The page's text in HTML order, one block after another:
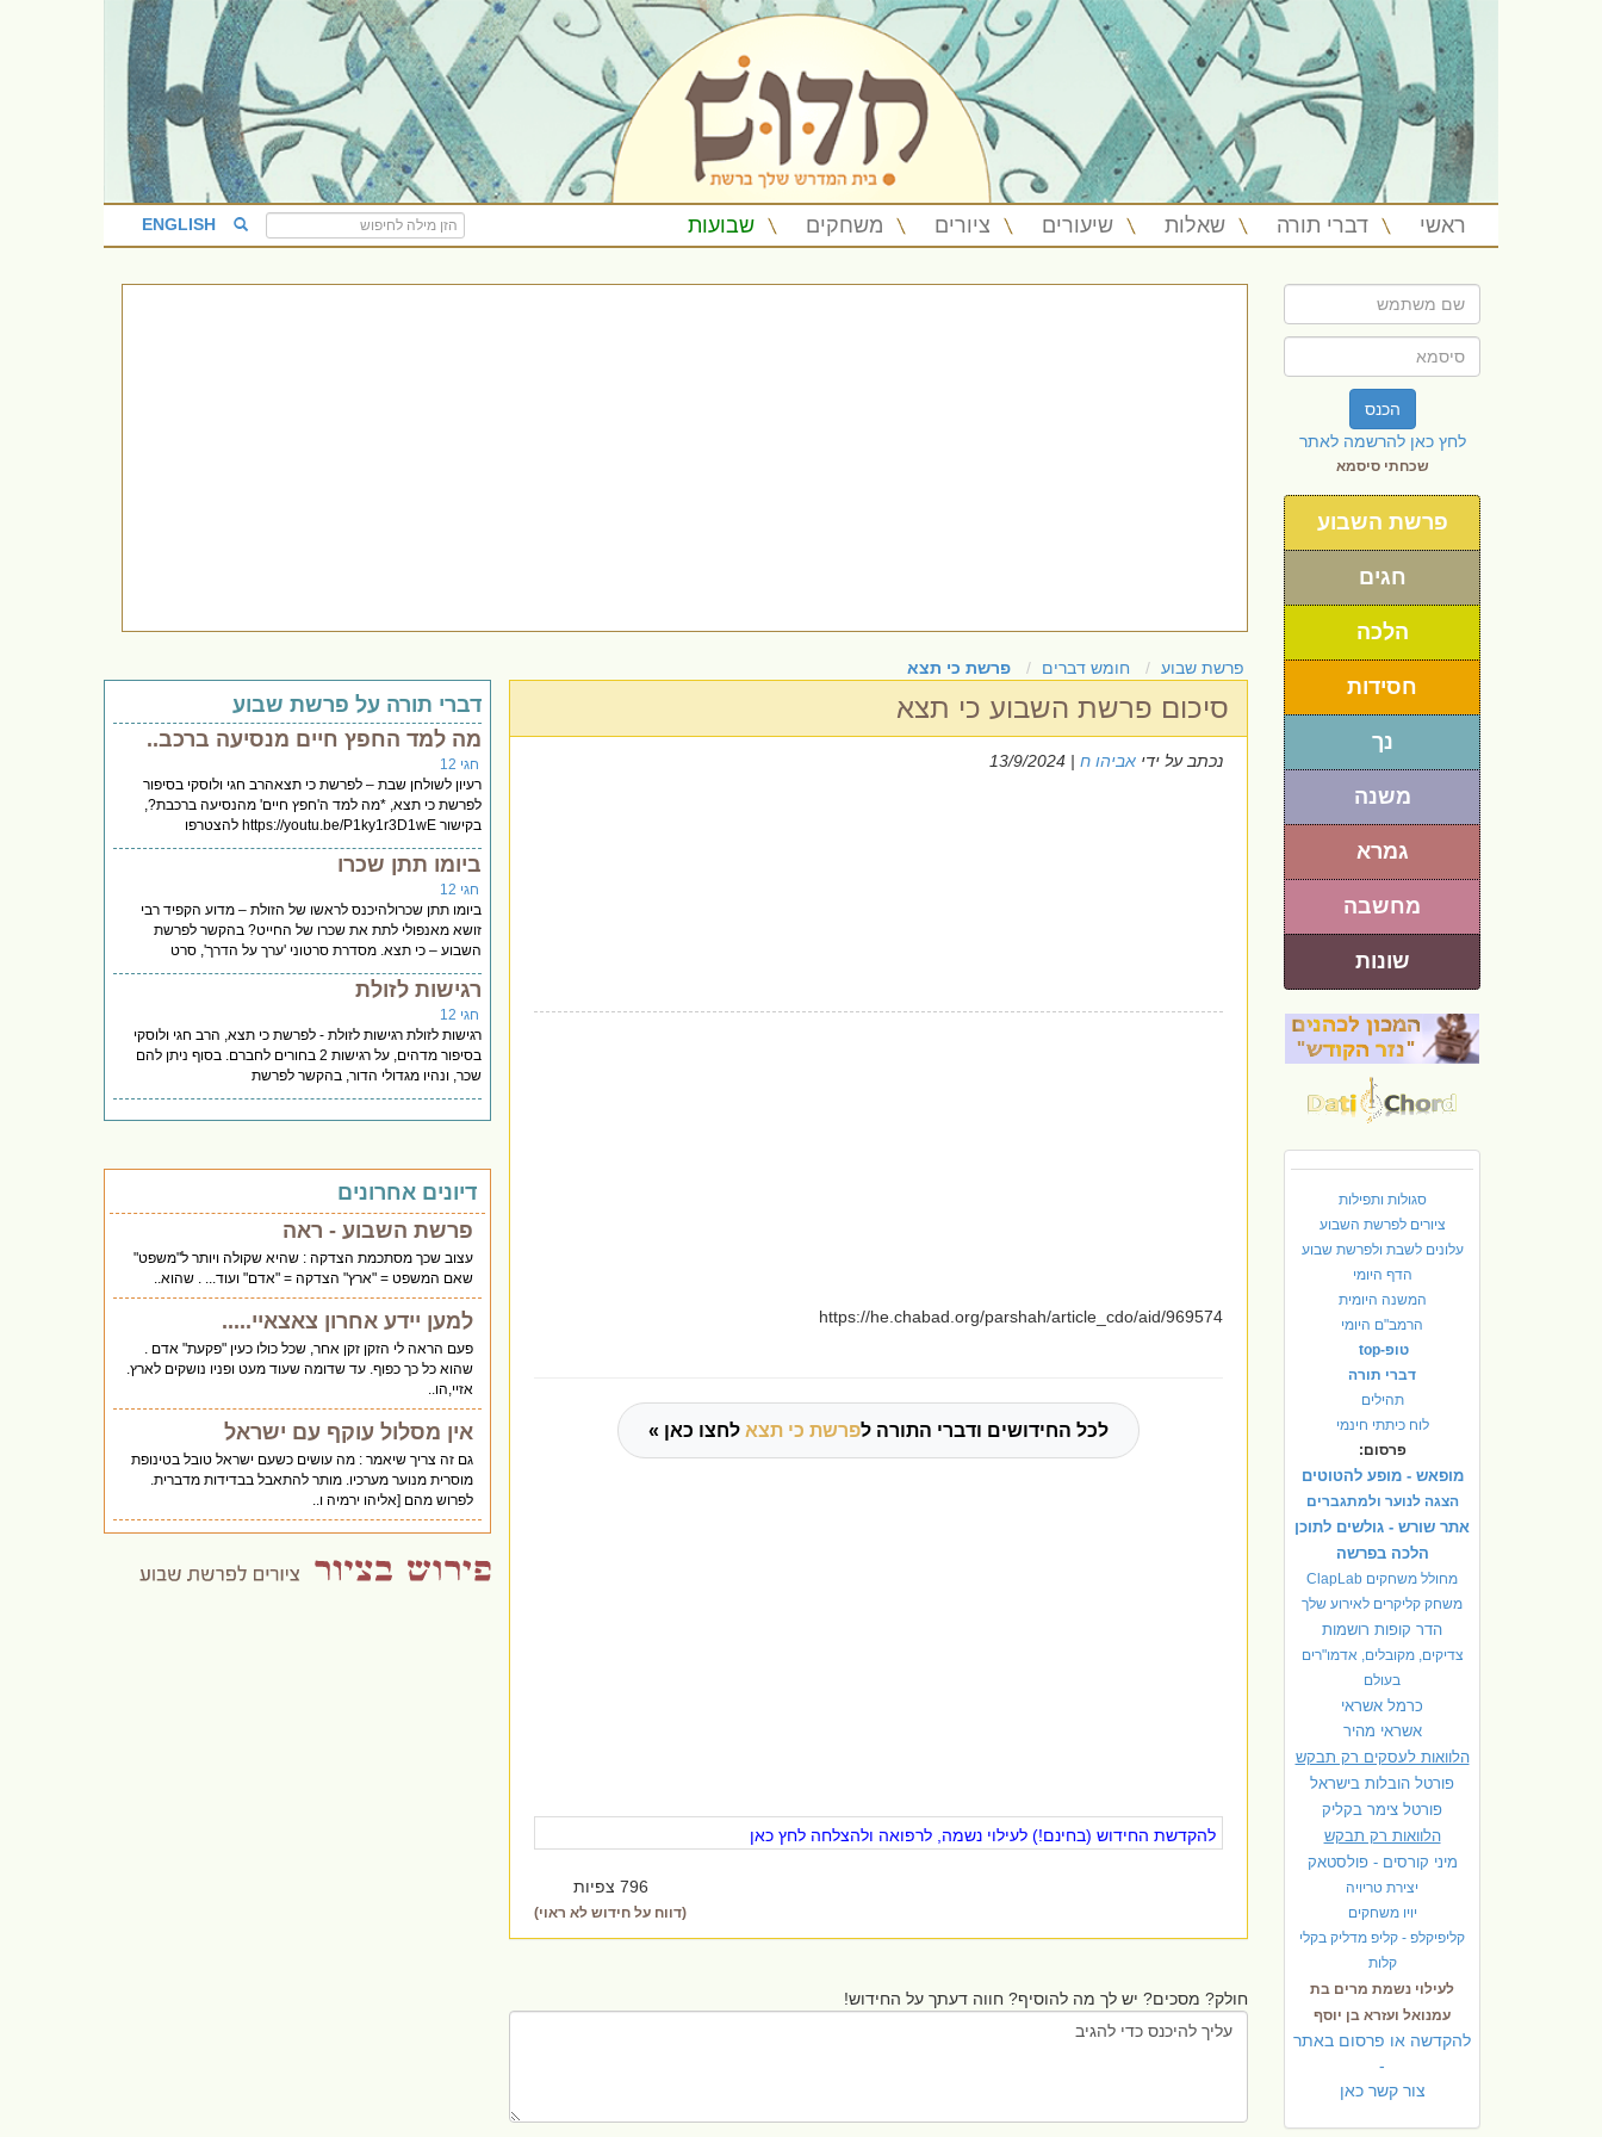
ראשי דברי תורה שאלות שיעורים ציורים משחקים שבועות ENGLISH
הכנס
לחץ כאן להרשמה לאתר
שכחתי סיסמא
פרשת השבוע
חגים
הלכה
חסידות
נך
משנה
גמרא
מחשבה
שונות
סגולות ותפילות
ציורים לפרשת השבוע
עלונים לשבת ולפרשת שבוע
הדף היומי
המשנה היומית
הרמב"ם היומי
טופ-top
דברי תורה
תהילים
לוח כיתתי חינמי
פרסום:
מופאש - מופע להטוטים
הצגה לנוער ולמתגברים
אתר שורש - גולשים לתוכן
הלכה בפרשה
מחולל משחקים ClapLab
משחק קליקרים לאירוע שלך
הדר קופות רושמות
צדיקים, מקובלים, אדמו"רים
בעולם
כרמל אשראי
אשראי מהיר
הלוואות לעסקים רק תבקש
פורטל הובלות בישראל
פורטל צימר בקליק
הלוואות רק תבקש
מיני קורסים - פולסטאק
יצירת טריויה
יויו משחקים
קליפיקלפ - קליפ מדליק בקלי
קלות
לעילוי נשמת מרים בת
עמנואל ועזרא בן יוסף
להקדשה או פרסום באתר
-
צור קשר כאן
פרשת שבוע חומש דברים פרשת כי תצא
סיכום פרשת השבוע כי תצא
נכתב על ידי אביהו ח | 13/9/2024
https://he.chabad.org/parshah/article_cdo/aid/969574
לכל החידושים ודברי התורה לפרשת כי תצא לחצו כאן »
להקדשת החידוש (בחינם!) לעילוי נשמה, לרפואה ולהצלחה לחץ כאן
796 צפיות
(דווח על חידוש לא ראוי)
חולק? מסכים? יש לך מה להוסיף? חווה דעתך על החידוש!
דברי תורה על פרשת שבוע
מה למד החפץ חיים מנסיעה ברכב..
חגי 12
רעיון לשולחן שבת – לפרשת כי תצאהרב חגי ולוסקי בסיפור
לפרשת כי תצא, *מה למד ה'חפץ חיים' מהנסיעה ברכבת?,
בקישור https://youtu.be/P1ky1r3D1wE להצטרפו
ביומו תתן שכרו
חגי 12
ביומו תתן שכרולהיכנס לראשו של הזולת – מדוע הקפיד רבי
זושא מאנפולי לתת את שכרו של החייט? בהקשר לפרשת
השבוע – כי תצא. מסדרת סרטוני 'ערך על הדרך', סרט
רגישות לזולת
חגי 12
רגישות לזולת רגישות לזולת - לפרשת כי תצא, הרב חגי ולוסקי
בסיפור מדהים, על רגישות 2 בחורים לחברם. בסוף ניתן להם
שכר, ונהיו מגדולי הדור, בהקשר לפרשת
דיונים אחרונים
פרשת השבוע - ראה
עצוב שכך מסתכמת הצדקה : שהיא שקולה ויותר ל"משפט"
שאם המשפט = "ארץ" הצדקה = "אדם" ועוד... . שהוא..
למען יידע אחרון צאצאיי.....
פעם הראה לי הזקן זקן אחר, שכל כולו כעין "פקעת" אדם .
שהוא כל כך כפוף. עד שדומה שעוד מעט ופניו נושקים לארץ.
אזיי,הו..
אין מסלול עוקף עם ישראל
גם זה צריך שיאמר : מה עושים כשעם ישראל טובל בטינופת
מוסרית מנוער מערכיו. מותר להתאבל בבדידות מדברית.
לפרוש מהם [אליהו ירמיה ו..